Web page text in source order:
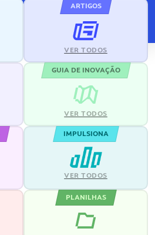
ARTIGOS
VER TODOS
GUIA DE INOVAÇÃO
VER TODOS
IMPULSIONA
VER TODOS
PLANILHAS